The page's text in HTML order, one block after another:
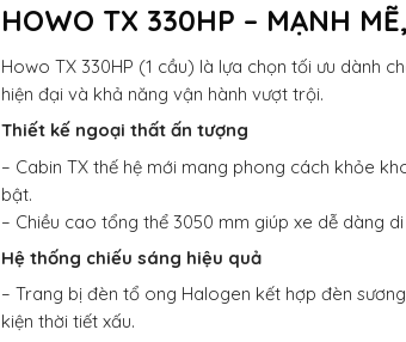
HOWO TX 330HP – MẠNH
Howo TX 330HP (1 cầu) là lựa chọn tối ưu dành
hiện đại và khả năng vận hành vượt trội.
Thiết kế ngoại thất ấn tượng
– Cabin TX thế hệ mới mang phong cách khỏe
bật.
– Chiều cao tổng thể 3050 mm giúp xe dễ dàng
Hệ thống chiếu sáng hiệu quả
– Trang bị đèn tổ ong Halogen kết hợp đèn
kiện thời tiết xấu.